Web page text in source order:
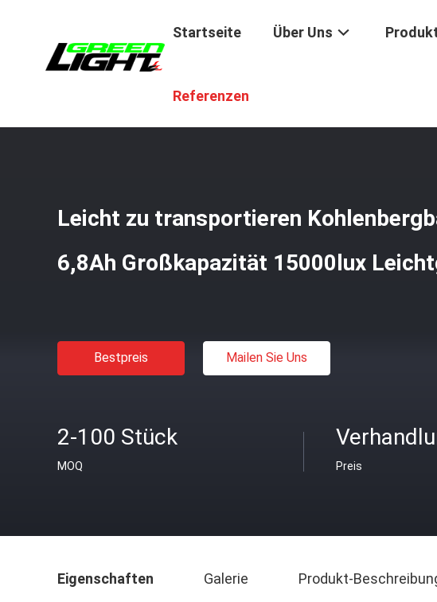
Startseite Über Uns
Referenzen
Leicht zu transportieren
6,8Ah Großkapazität 15000lux
Bestpreis Mailen Sie Uns
2-100 Stück
MOQ Preis
Eigenschaften Galerie Produkt-